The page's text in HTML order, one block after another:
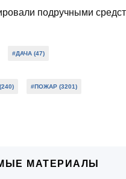
подручными
#ДАЧА (47)
#ПОЖАР (3201)
МАТЕРИАЛЫ